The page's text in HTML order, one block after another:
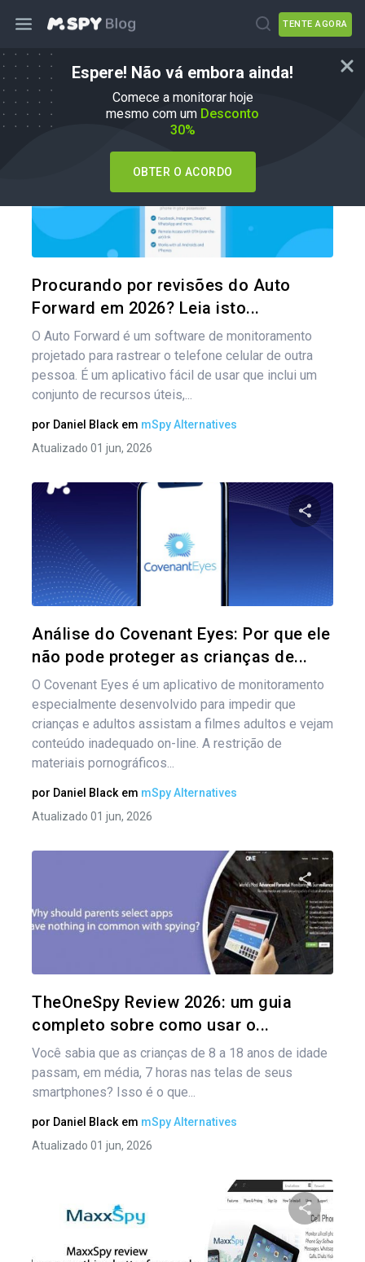
TENTE AGORA
Espere! Não vá embora ainda!
Comece a monitorar hoje
mesmo com um Desconto
30%
OBTER O ACORDO
mSpy Alternativas
Procurando por revisões do Auto
Forward em 2026? Leia isto...
O Auto Forward é um software de monitoramento
projetado para rastrear o telefone celular de outra
pessoa. É um aplicativo fácil de usar que inclui um
conjunto de recursos úteis,...
por Daniel Black em mSpy Alternatives
Atualizado 01 jun, 2026
Análise do Covenant Eyes: Por que ele
não pode proteger as crianças de...
O Covenant Eyes é um aplicativo de monitoramento
especialmente desenvolvido para impedir que
crianças e adultos assistam a filmes adultos e vejam
conteúdo inadequado on-line. A restrição de
materiais pornográficos...
por Daniel Black em mSpy Alternatives
Atualizado 01 jun, 2026
TheOneSpy Review 2026: um guia
completo sobre como usar o...
Você sabia que as crianças de 8 a 18 anos de idade
passam, em média, 7 horas nas telas de seus
smartphones? Isso é o que...
por Daniel Black em mSpy Alternatives
Atualizado 01 jun, 2026